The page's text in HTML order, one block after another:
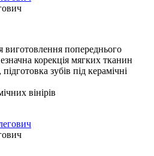
виготовлення попереднього
корекція мягких тканин
зубів під керамічні
вінірів